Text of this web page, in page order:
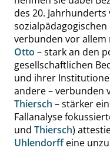
des 20.
verbunden vor allem
Otto – stark an den
gesellschaftlichen
und ihrer
andere – verbunden
Thiersch – stärker
Fallanalyse
und Thiersch)
Uhlendorffeine